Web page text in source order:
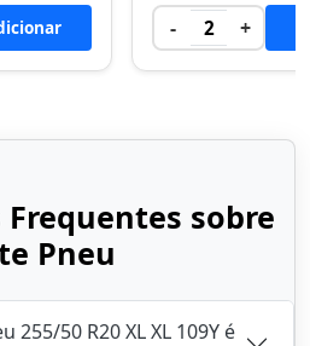
- 2 +
sobre
Pneu
255/50 R20 XL XL 109Y é